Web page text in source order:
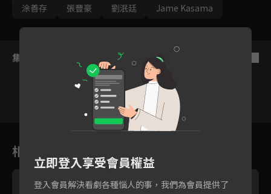
涂善存 張豐豪 劉泯廷 Jame Kasama
集數列表
VIP
2
VIP
3
VIP
4
相關花絮
立即登入享受會員權益
登入會員解決看劇各種惱人的事，我們為會員提供了